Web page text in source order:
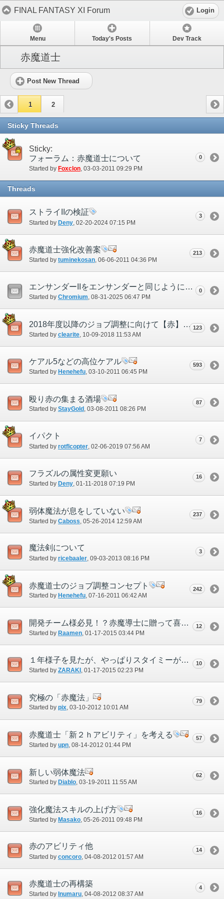
FINAL FANTASY XI Forum Login
Menu Today's Posts Dev Track
赤魔道士
Post New Thread
1 2
Sticky Threads
Sticky:
フォーラム：赤魔道士について
Started by Foxclon‎, 03-03-2011 09:29 PM
0
Threads
ストライIIの検証
Started by Deny ‎, 02-20-2024 07:15 PM
3
赤魔道士強化改善案
Started by tuminekosan‎, 06-06-2011 04:36 PM
213
エンサンダーIIをエンサンダーと同じように動作させてください。
Started by Chromium‎, 08-31-2025 06:47 PM
0
2018年度以降のジョブ調整に向けて【赤】
Started by clearite ‎, 10-09-2018 11:53 AM
123
ケアル5などの高位ケアル
Started by Henehefu‎, 03-10-2011 06:45 PM
593
殴り赤の集まる酒場
Started by StayGold ‎, 03-08-2011 08:26 PM
87
イパクト
Started by rotflcopter ‎, 02-06-2019 07:56 AM
7
フラズルの属性変更願い
Started by Deny‎, 01-11-2018 07:19 PM
16
弱体魔法が息をしていない
Started by Caboss ‎, 05-26-2014 12:59 AM
237
魔法剣について
Started by ricebaaler‎, 09-03-2013 08:16 PM
3
赤魔道士のジョブ調整コンセプト
Started by Henehefu‎, 07-16-2011 06:42 AM
242
開発チーム様必見！？赤魔導士に贈って喜ばれるギフト100選
Started by Raamen ‎, 01-17-2015 03:44 PM
12
１年様子を見たが、やっぱりスタイミーが弱い件。
Started by ZARAKI ‎, 01-17-2015 02:23 PM
10
究極の「赤魔法」
Started by pix‎, 03-10-2012 10:01 AM
79
赤魔道士「新２ｈアビリティ」を考える
Started by upn ‎, 08-14-2012 01:44 PM
57
新しい弱体魔法
Started by Diablo‎, 03-19-2011 11:55 AM
62
強化魔法スキルの上げ方
Started by Masako ‎, 05-26-2011 09:48 PM
16
赤のアビリティ他
Started by concoro‎, 04-08-2012 01:57 AM
14
赤魔道士の再構築
Started by Inumaru‎, 04-08-2012 08:37 AM
4